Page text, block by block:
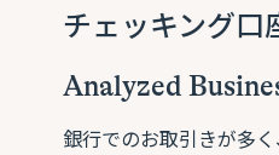
チェッキング口
Analyzed
銀行でのお取引きが多